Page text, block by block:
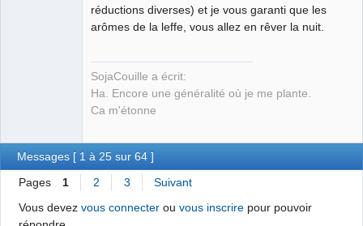
réductions diverses) et je vous garanti que les
arômes de la leffe, vous allez en rêver la nuit.
SojaCouille a écrit:
Ha. Encore une généralité où je me plante.
Ca m'étonne
Messages [ 1 à 25 sur 64 ]
Pages 1 2 3
Suivant
Vous devez vous connecterou vous inscrirepour pouvoir